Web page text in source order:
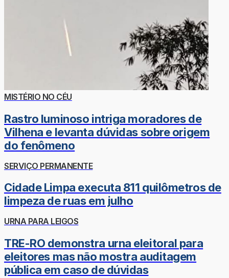
MISTÉRIO NO CÉU
Rastro luminoso intriga moradores de
Vilhena e levanta dúvidas sobre origem
do fenômeno
SERVIÇO PERMANENTE
Cidade Limpa executa 811 quilômetros de
limpeza de ruas em julho
URNA PARA LEIGOS
TRE-RO demonstra urna eleitoral para
eleitores mas não mostra auditagem
pública em caso de dúvidas